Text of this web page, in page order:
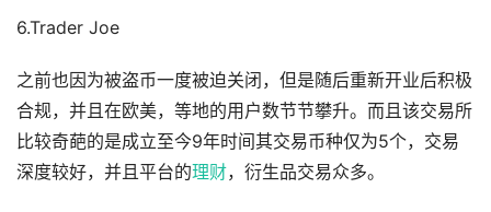
6.Trader Joe
之前也因为被盗币一度被迫关闭，但是随后重新开业后积极
合规，并且在欧美，等地的用户数节节攀升。而且该交易所
比较奇葩的是成立至今9年时间其交易币种仅为5个，交易
深度较好，并且平台的理财，衍生品交易众多。